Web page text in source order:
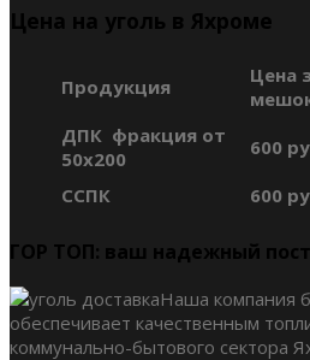
Цена на уголь в Яхроме
Продукция
Цена
ДПК фракция от
50х200
600
ССПК
600
ГОР ТОП: ваш надежный
Наша компания
обеспечивает качественным
коммунально-бытового сектора